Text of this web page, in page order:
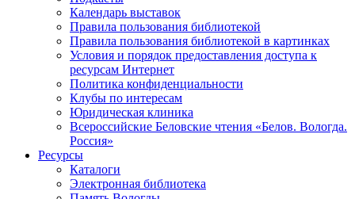
Календарь выставок
Правила пользования библиотекой
Правила пользования библиотекой в картинках
Условия и порядок предоставления доступа к
ресурсам Интернет
Политика конфиденциальности
Клубы по интересам
Юридическая клиника
Всероссийские Беловские чтения «Белов. Вологда.
Россия»
Ресурсы
Каталоги
Электронная библиотека